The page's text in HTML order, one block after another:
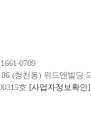
0709
(청천동) 위드앤빌딩
호 [사업자정보확인]